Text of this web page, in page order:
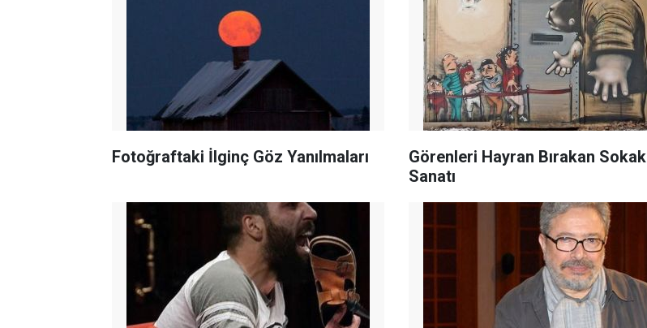
Fotoğraftaki İlginç Göz Yanılmaları
Görenleri Hayran Bırakan Sokak
Sanatı